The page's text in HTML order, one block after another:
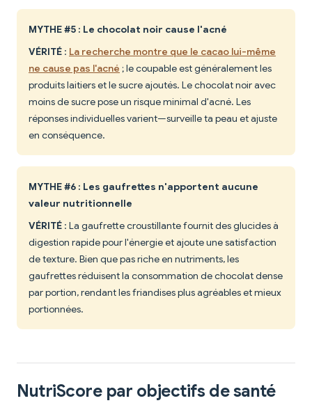
MYTHE #5 : Le chocolat noir cause l'acné
VÉRITÉ : La recherche montre que le cacao lui-même
ne cause pas l'acné ; le coupable est généralement les
produits laitiers et le sucre ajoutés. Le chocolat noir avec
moins de sucre pose un risque minimal d'acné. Les
réponses individuelles varient—surveille ta peau et ajuste
en conséquence.
MYTHE #6 : Les gaufrettes n'apportent aucune
valeur nutritionnelle
VÉRITÉ : La gaufrette croustillante fournit des glucides à
digestion rapide pour l'énergie et ajoute une satisfaction
de texture. Bien que pas riche en nutriments, les
gaufrettes réduisent la consommation de chocolat dense
par portion, rendant les friandises plus agréables et mieux
portionnées.
NutriScore par objectifs de santé